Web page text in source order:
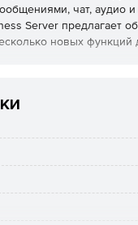
чат, аудио
Server предлагает
новых
к условиям
Сервер